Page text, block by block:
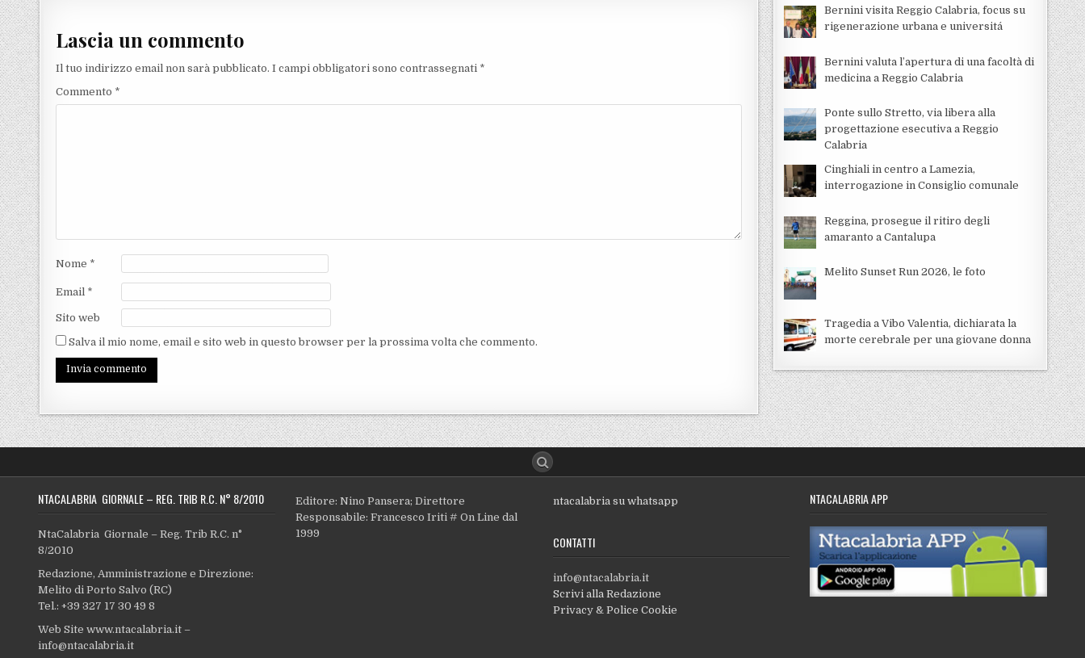
Lascia un commento
Il tuo indirizzo email non sarà pubblicato. I campi obbligatori sono contrassegnati *
Commento *
Nome *
Email *
Sito web
Salva il mio nome, email e sito web in questo browser per la prossima volta che commento.
Bernini visita Reggio Calabria, focus su
rigenerazione urbana e universitá
Bernini valuta l’apertura di una facoltà di
medicina a Reggio Calabria
Ponte sullo Stretto, via libera alla
progettazione esecutiva a Reggio
Calabria
Cinghiali in centro a Lamezia,
interrogazione in Consiglio comunale
Reggina, prosegue il ritiro degli
amaranto a Cantalupa
Melito Sunset Run 2026, le foto
Tragedia a Vibo Valentia, dichiarata la
morte cerebrale per una giovane donna
NTACALABRIA GIORNALE – REG. TRIB R.C. N° 8/2010
NtaCalabria Giornale – Reg. Trib R.C. n°
8/2010
Redazione, Amministrazione e Direzione:
Melito di Porto Salvo (RC)
Tel.: +39 327 17 30 49 8
Web Site www.ntacalabria.it –
info@ntacalabria.it
Editore: Nino Pansera; Direttore
Responsabile: Francesco Iriti # On Line dal
1999
ntacalabria su whatsapp
CONTATTI
info@ntacalabria.it
Scrivi alla Redazione
Privacy & Police Cookie
NTACALABRIA APP